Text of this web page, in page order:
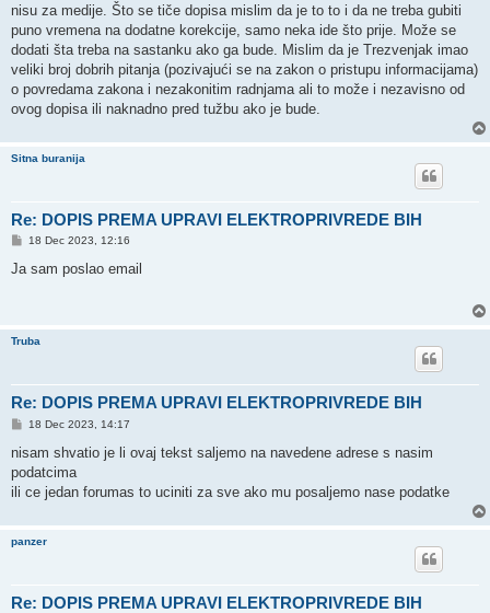
nisu za medije. Što se tiče dopisa mislim da je to to i da ne treba gubiti
puno vremena na dodatne korekcije, samo neka ide što prije. Može se
dodati šta treba na sastanku ako ga bude. Mislim da je Trezvenjak imao
veliki broj dobrih pitanja (pozivajući se na zakon o pristupu informacijama)
o povredama zakona i nezakonitim radnjama ali to može i nezavisno od
ovog dopisa ili naknadno pred tužbu ako je bude.
Sitna buranija
Re: DOPIS PREMA UPRAVI ELEKTROPRIVREDE BIH
P
s
18 Dec 2023, 12:16
Ja sam poslao email
Truba
Re: DOPIS PREMA UPRAVI ELEKTROPRIVREDE BIH
P
s
18 Dec 2023, 14:17
nisam shvatio je li ovaj tekst saljemo na navedene adrese s nasim
podatcima
ili ce jedan forumas to uciniti za sve ako mu posaljemo nase podatke
panzer
Re: DOPIS PREMA UPRAVI ELEKTROPRIVREDE BIH